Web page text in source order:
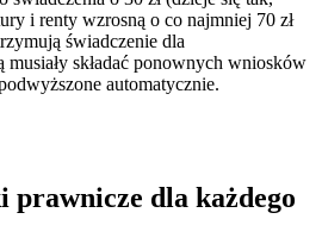
i renty wzrosną o co najmniej 70 zł
świadczenie dla
musiały składać ponownych wniosków
automatycznie.
prawnicze dla każdego